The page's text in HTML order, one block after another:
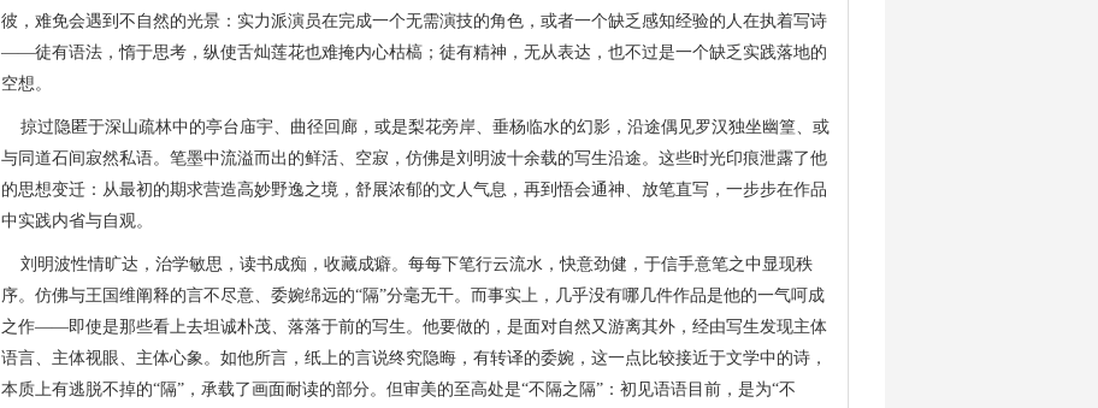
彼，难免会遇到不自然的光景：实力派演员在完成一个无需演技的角色，或者一个缺乏感知经验的人在执着写诗
——徒有语法，惰于思考，纵使舌灿莲花也难掩内心枯槁；徒有精神，无从表达，也不过是一个缺乏实践落地的
空想。
掠过隐匿于深山疏林中的亭台庙宇、曲径回廊，或是梨花旁岸、垂杨临水的幻影，沿途偶见罗汉独坐幽篁、或
与同道石间寂然私语。笔墨中流溢而出的鲜活、空寂，仿佛是刘明波十余载的写生沿途。这些时光印痕泄露了他
的思想变迁：从最初的期求营造高妙野逸之境，舒展浓郁的文人气息，再到悟会通神、放笔直写，一步步在作品
中实践内省与自观。
刘明波性情旷达，治学敏思，读书成痴，收藏成癖。每每下笔行云流水，快意劲健，于信手意笔之中显现秩
序。仿佛与王国维阐释的言不尽意、委婉绵远的“隔”分毫无干。而事实上，几乎没有哪几件作品是他的一气呵成
之作——即使是那些看上去坦诚朴茂、落落于前的写生。他要做的，是面对自然又游离其外，经由写生发现主体
语言、主体视眼、主体心象。如他所言，纸上的言说终究隐晦，有转译的委婉，这一点比较接近于文学中的诗，
本质上有逃脱不掉的“隔”，承载了画面耐读的部分。但审美的至高处是“不隔之隔”：初见语语目前，是为“不